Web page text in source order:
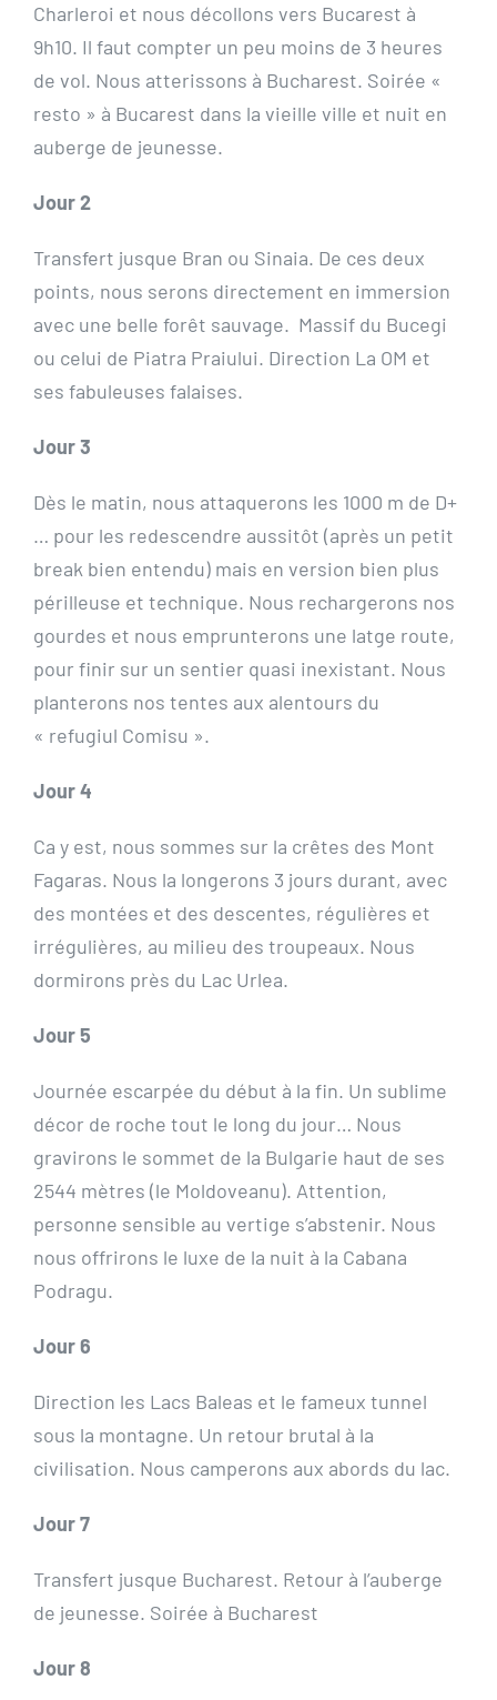
Charleroi et nous décollons vers Bucarest à
9h10. Il faut compter un peu moins de 3 heures
de vol. Nous atterissons à Bucharest. Soirée «
resto » à Bucarest dans la vieille ville et nuit en
auberge de jeunesse.
Jour 2
Transfert jusque Bran ou Sinaia. De ces deux
points, nous serons directement en immersion
avec une belle forêt sauvage. Massif du Bucegi
ou celui de Piatra Praiului. Direction La OM et
ses fabuleuses falaises.
Jour 3
Dès le matin, nous attaquerons les 1000 m de D+
… pour les redescendre aussitôt (après un petit
break bien entendu) mais en version bien plus
périlleuse et technique. Nous rechargerons nos
gourdes et nous emprunterons une latge route,
pour finir sur un sentier quasi inexistant. Nous
planterons nos tentes aux alentours du
« refugiul Comisu ».
Jour 4
Ca y est, nous sommes sur la crêtes des Mont
Fagaras. Nous la longerons 3 jours durant, avec
des montées et des descentes, régulières et
irrégulières, au milieu des troupeaux. Nous
dormirons près du Lac Urlea.
Jour 5
Journée escarpée du début à la fin. Un sublime
décor de roche tout le long du jour… Nous
gravirons le sommet de la Bulgarie haut de ses
2544 mètres (le Moldoveanu). Attention,
personne sensible au vertige s’abstenir. Nous
nous offrirons le luxe de la nuit à la Cabana
Podragu.
Jour 6
Direction les Lacs Baleas et le fameux tunnel
sous la montagne. Un retour brutal à la
civilisation. Nous camperons aux abords du lac.
Jour 7
Transfert jusque Bucharest. Retour à l’auberge
de jeunesse. Soirée à Bucharest
Jour 8